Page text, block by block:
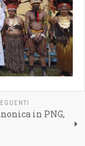
in PNG,